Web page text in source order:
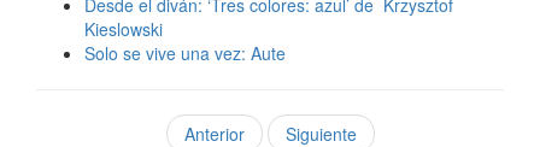
Kieslowski
Solo se vive una vez: Aute
Anterior Siguiente